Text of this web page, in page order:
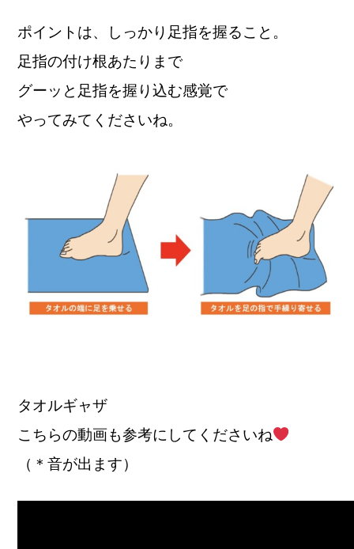
ポイントは、しっかり足指を握ること。
足指の付け根あたりまで
グーッと足指を握り込む感覚で
やってみてくださいね。
タオルギャザ
こちらの動画も参考にしてくださいね
（＊音が出ます）